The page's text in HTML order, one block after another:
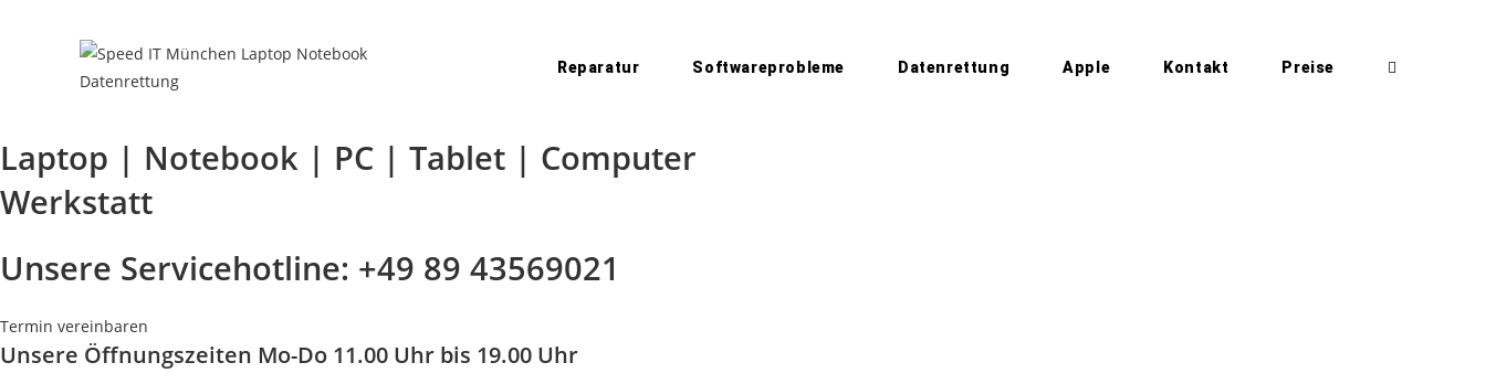
Reparatur Softwareprobleme Datenrettung Apple Kontakt Preise Website-
Laptop | Notebook | PC | Tablet | Computer
Werkstatt
Unsere Servicehotline: +49 89 43569021
Termin vereinbaren
Unsere Öffnungszeiten Mo-Do 11.00 Uhr bis 19.00 Uhr